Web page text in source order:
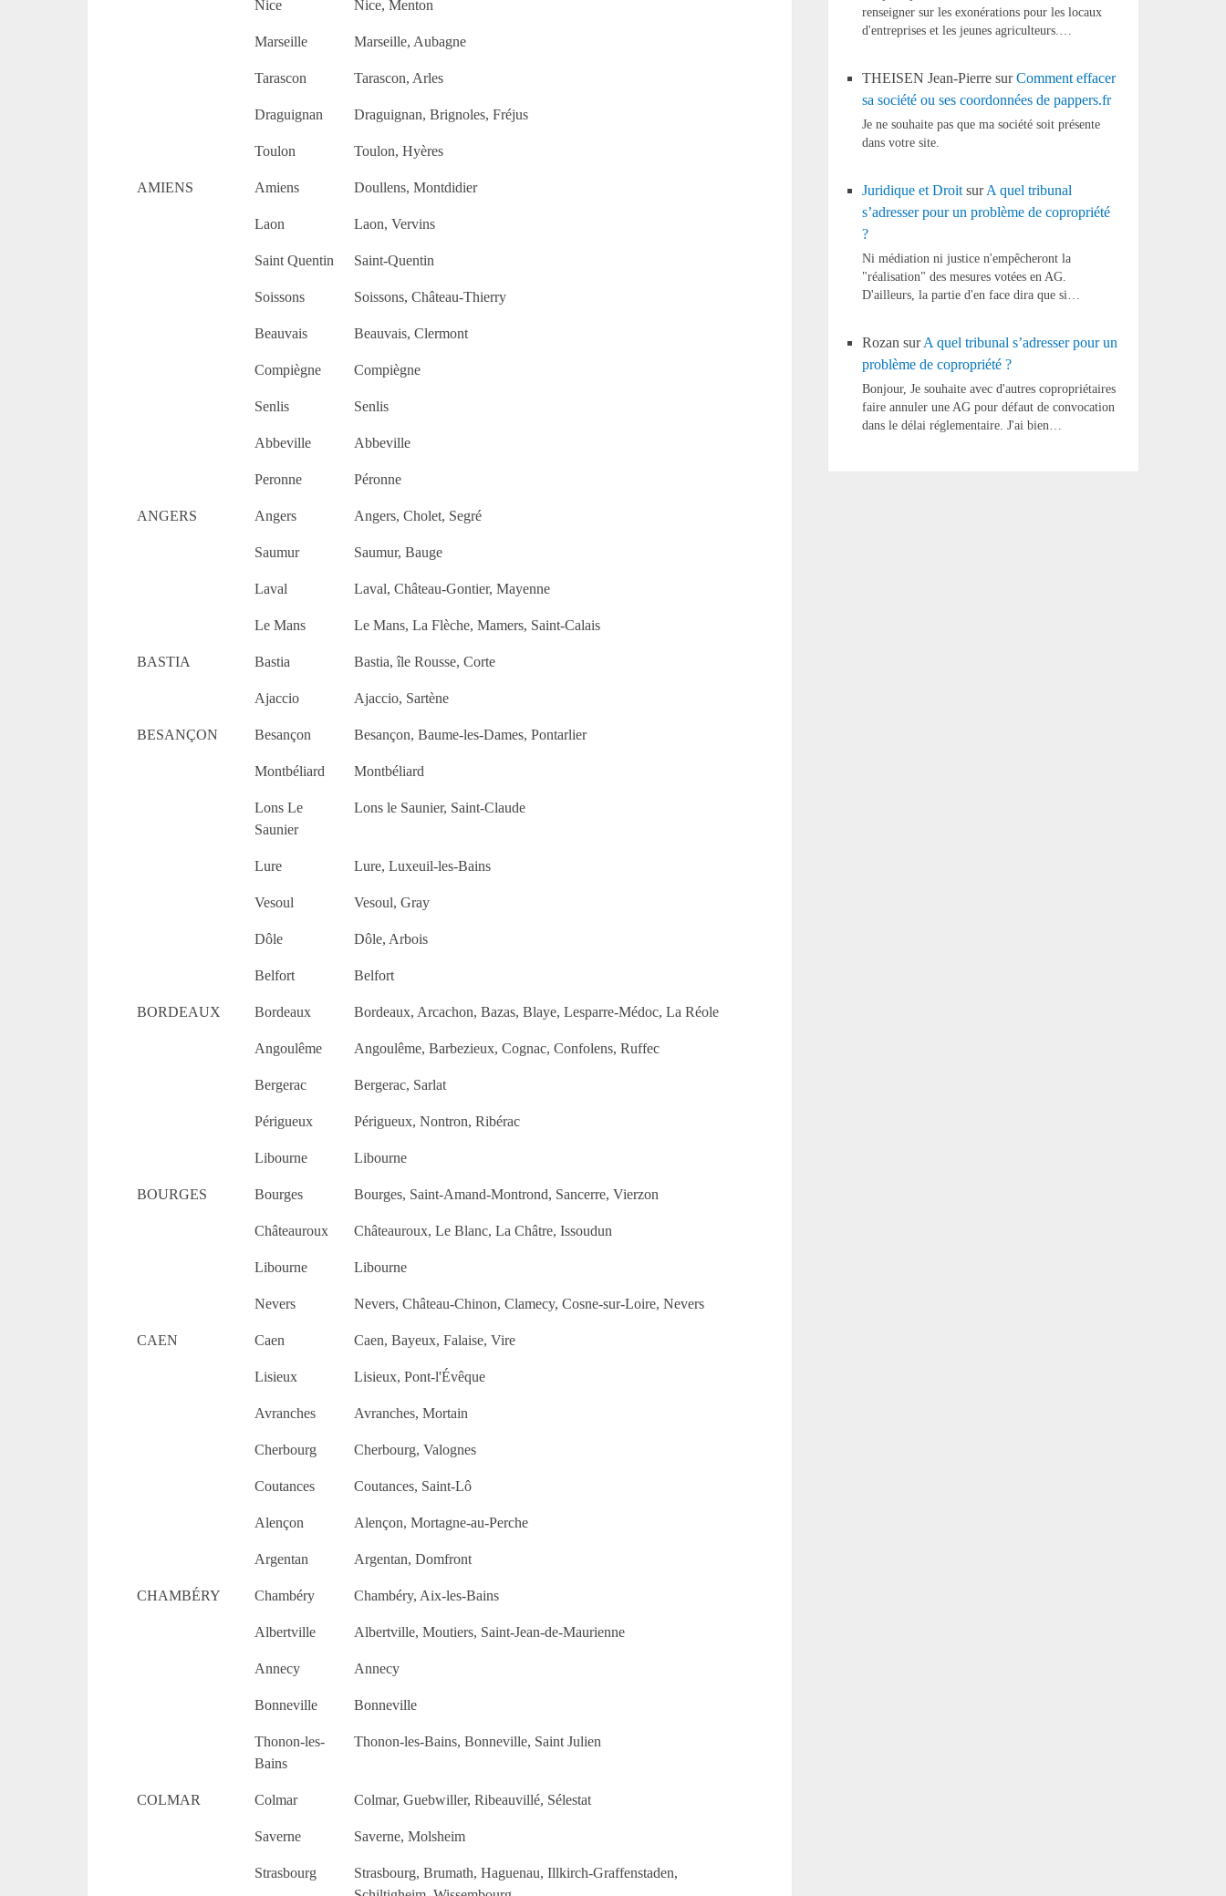
Nice Nice, Menton
Marseille Marseille, Aubagne
Tarascon Tarascon, Arles
Draguignan Draguignan, Brignoles, Fréjus
Toulon Toulon, Hyères
AMIENS Amiens Doullens, Montdidier
Laon Laon, Vervins
Saint Quentin Saint-Quentin
Soissons Soissons, Château-Thierry
Beauvais Beauvais, Clermont
Compiègne Compiègne
Senlis Senlis
Abbeville Abbeville
Peronne Péronne
ANGERS Angers Angers, Cholet, Segré
Saumur Saumur, Bauge
Laval Laval, Château-Gontier, Mayenne
Le Mans Le Mans, La Flèche, Mamers, Saint-Calais
BASTIA Bastia Bastia, île Rousse, Corte
Ajaccio Ajaccio, Sartène
BESANÇON Besançon Besançon, Baume-les-Dames, Pontarlier
Montbéliard Montbéliard
Lons Le
Saunier
Lons le Saunier, Saint-Claude
Lure Lure, Luxeuil-les-Bains
Vesoul Vesoul, Gray
Dôle Dôle, Arbois
Belfort Belfort
BORDEAUX Bordeaux Bordeaux, Arcachon, Bazas, Blaye, Lesparre-Médoc, La Réole
Angoulême Angoulême, Barbezieux, Cognac, Confolens, Ruffec
Bergerac Bergerac, Sarlat
Périgueux Périgueux, Nontron, Ribérac
Libourne Libourne
BOURGES Bourges Bourges, Saint-Amand-Montrond, Sancerre, Vierzon
Châteauroux Châteauroux, Le Blanc, La Châtre, Issoudun
Libourne Libourne
Nevers Nevers, Château-Chinon, Clamecy, Cosne-sur-Loire, Nevers
CAEN Caen Caen, Bayeux, Falaise, Vire
Lisieux Lisieux, Pont-l'Évêque
Avranches Avranches, Mortain
Cherbourg Cherbourg, Valognes
Coutances Coutances, Saint-Lô
Alençon Alençon, Mortagne-au-Perche
Argentan Argentan, Domfront
CHAMBÉRY Chambéry Chambéry, Aix-les-Bains
Albertville Albertville, Moutiers, Saint-Jean-de-Maurienne
Annecy Annecy
Bonneville Bonneville
Thonon-les-
Bains
Thonon-les-Bains, Bonneville, Saint Julien
COLMAR Colmar Colmar, Guebwiller, Ribeauvillé, Sélestat
Saverne Saverne, Molsheim
Strasbourg
Strasbourg, Brumath, Haguenau, Illkirch-Graffenstaden,
renseigner sur les exonérations pour les locaux
d'entreprises et les jeunes agriculteurs.…
THEISEN Jean-Pierre surComment effacer
sa société ou ses coordonnées de pappers.fr
Je ne souhaite pas que ma société soit présente
dans votre site.
Juridique et Droit surA quel tribunal
s’adresser pour un problème de copropriété
?
Ni médiation ni justice n'empêcheront la
"réalisation" des mesures votées en AG.
D'ailleurs, la partie d'en face dira que si…
Rozan surA quel tribunal s’adresser pour un
problème de copropriété ?
Bonjour, Je souhaite avec d'autres copropriétaires
faire annuler une AG pour défaut de convocation
dans le délai réglementaire. J'ai bien…